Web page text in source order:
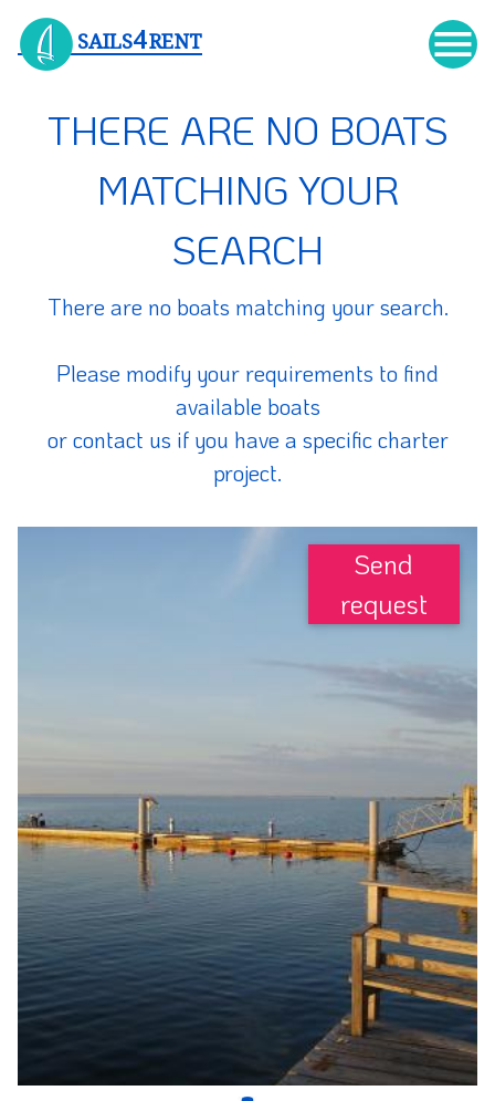

SAILS4RENT
THERE ARE NO BOATS
MATCHING YOUR
SEARCH
There are no boats matching your search.
Please modify your requirements to find
available boats
or contact us if you have a specific charter
project.
Send
request